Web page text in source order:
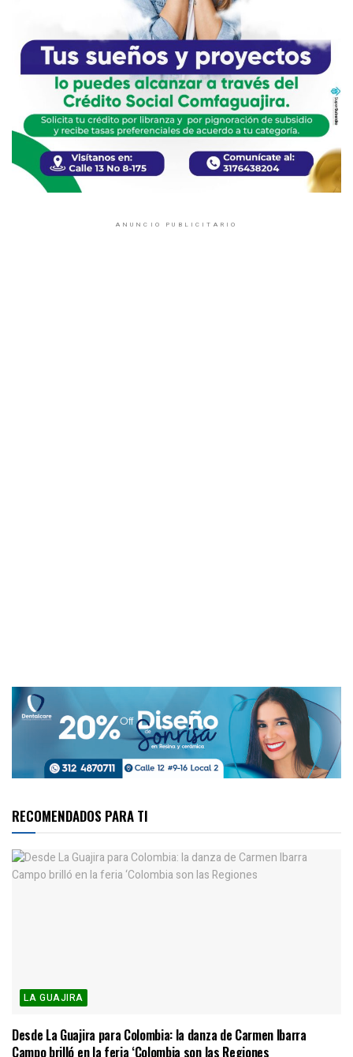
ANUNCIO PUBLICITARIO
RECOMENDADOS PARA TI
LA GUAJIRA
Desde La Guajira para Colombia: la danza de Carmen Ibarra
Campo brilló en la feria ‘Colombia son las Regiones